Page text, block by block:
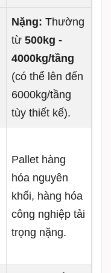
Nặng: Thường
từ 500kg -
4000kg/tầng
(có thể lên đến
6000kg/tầng
tùy thiết kế).
Pallet hàng
hóa nguyên
khối, hàng hóa
công nghiệp tải
trọng nặng.